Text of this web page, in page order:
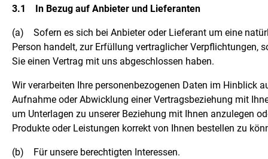
3.1 In Bezug auf Anbieter und Lieferanten
(a)
Sofern es sich bei Anbieter oder Lieferant um eine
Person handelt, zur Erfüllung vertraglicher Verpflichtungen,
Sie einen Vertrag mit uns abgeschlossen haben.
Wir verarbeiten Ihre personenbezogenen Daten im Hinblick
Aufnahme oder Abwicklung einer Vertragsbeziehung mit
um Unterlagen zu unserer Beziehung mit Ihnen anzulegen
Produkte oder Leistungen korrekt von Ihnen bestellen zu
(b) Für unsere berechtigten Interessen.